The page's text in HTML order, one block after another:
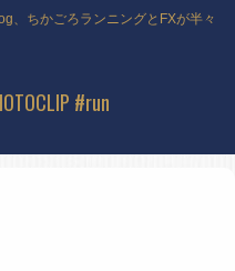
、ちかごろランニングとFXが半々
#run